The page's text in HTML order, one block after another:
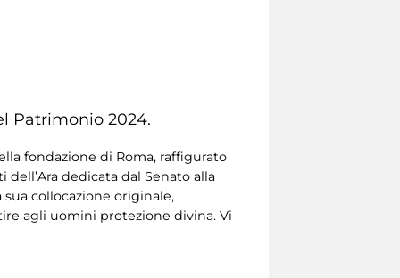
Patrimonio 2024.
fondazione di Roma, raffigurato
dedicata dal Senato alla
collocazione originale,
agli uomini protezione divina. Vi